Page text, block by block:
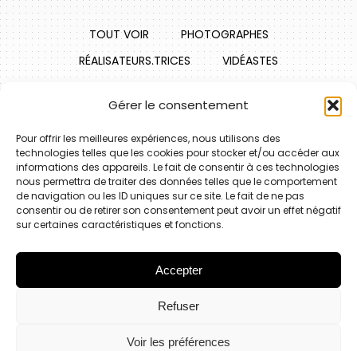
Gérer le consentement
Pour offrir les meilleures expériences, nous utilisons des
technologies telles que les cookies pour stocker et/ou accéder aux
informations des appareils. Le fait de consentir à ces technologies
nous permettra de traiter des données telles que le comportement
de navigation ou les ID uniques sur ce site. Le fait de ne pas
consentir ou de retirer son consentement peut avoir un effet négatif
sur certaines caractéristiques et fonctions.
Accepter
Refuser
Voir les préférences
TOUT VOIR
PHOTOGRAPHES
RÉALISATEURS.TRICES
VIDÉASTES
Le talent, ça n'existe pas. Le talent,
c'est d'avoir envie de faire quelque
chose.
Jacques Brel
© 2024 Specimen Agency
campus G.Méliès, 06150 Cannes la Bocca